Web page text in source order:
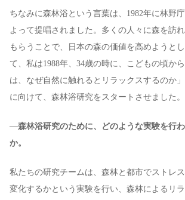
ちなみに森林浴という言葉は、1982年に林野
よって提唱されました。多くの人々に森を訪
もらうことで、日本の森の価値を高めようと
て、私は1988年、34歳の時に、こどもの頃か
は、なぜ自然に触れるとリラックスするのか
に向けて、森林浴研究をスタートさせました。
—森林浴研究のために、どのような実験を行
か。
私たちの研究チームは、森林と都市でストレ
変化するかという実験を行い、森林によるリ